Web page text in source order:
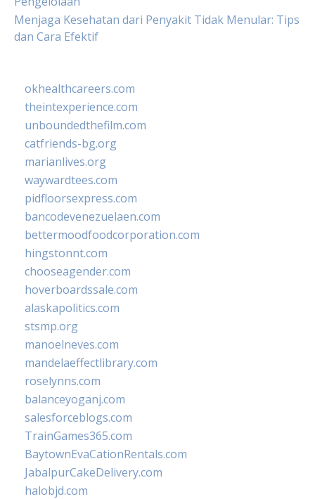
Menjaga Kesehatan dari Penyakit Tidak Menular: Tips
dan Cara Efektif
okhealthcareers.com
theintexperience.com
unboundedthefilm.com
catfriends-bg.org
marianlives.org
waywardtees.com
pidfloorsexpress.com
bancodevenezuelaen.com
bettermoodfoodcorporation.com
hingstonnt.com
chooseagender.com
hoverboardssale.com
alaskapolitics.com
stsmp.org
manoelneves.com
mandelaeffectlibrary.com
roselynns.com
balanceyoganj.com
salesforceblogs.com
TrainGames365.com
BaytownEvaCationRentals.com
JabalpurCakeDelivery.com
halobjd.com